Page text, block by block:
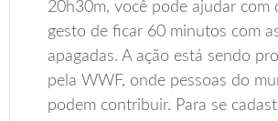
20h30m, você pode ajudar com
gesto de ficar 60 minutos com
apagadas. A ação está sendo
pela WWF, onde pessoas do
podem contribuir. Para se